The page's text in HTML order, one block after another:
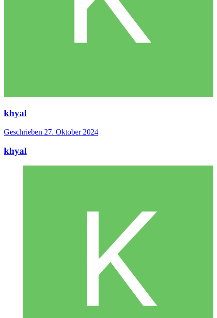
khyal
Geschrieben 27. Oktober 2024
khyal